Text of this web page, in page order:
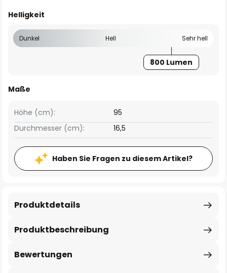
Helligkeit
Dunkel Hell Sehr hell
800 Lumen
Maße
Höhe (cm):
95
Durchmesser (cm):
16,5
Haben Sie Fragen zu diesem Artikel?
Produktbeschreibung
Produktdetails
Bewertungen